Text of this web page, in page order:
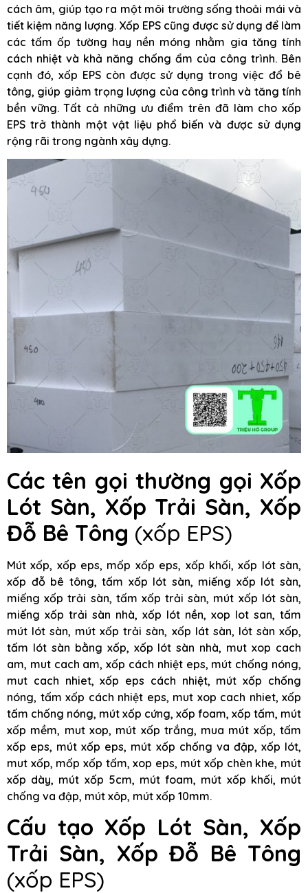
cách âm, giúp tạo ra một môi trường sống thoải mái và
tiết kiệm năng lượng. Xốp EPS cũng được sử dụng để làm
các tấm ốp tường hay nền móng nhằm gia tăng tính
cách nhiệt và khả năng chống ẩm của công trình. Bên
cạnh đó, xốp EPS còn được sử dụng trong việc đổ bê
tông, giúp giảm trọng lượng của công trình và tăng tính
bền vững. Tất cả những ưu điểm trên đã làm cho xốp
EPS trở thành một vật liệu phổ biến và được sử dụng
rộng rãi trong ngành xây dựng.
Các tên gọi thường gọi Xốp
Lót Sàn, Xốp Trải Sàn, Xốp
Đỗ Bê Tông (xốp EPS)
Mút xốp, xốp eps, mốp xốp eps, xốp khối, xốp lót sàn,
xốp đỗ bê tông, tấm xốp lót sàn, miếng xốp lót sàn,
miếng xốp trải sàn, tấm xốp trải sàn, mút xốp lót sàn,
miếng xốp trải sàn nhà, xốp lót nền, xop lot san, tấm
mút lót sàn, mút xốp trải sàn, xốp lát sàn, lót sàn xốp,
tấm lót sàn bằng xốp, xốp lót sàn nhà, mut xop cach
am, mut cach am, xốp cách nhiệt eps, mút chống nóng,
mut cach nhiet, xốp eps cách nhiệt, mút xốp chống
nóng, tấm xốp cách nhiệt eps, mut xop cach nhiet, xốp
tấm chống nóng, mút xốp cứng, xốp foam, xốp tấm, mút
xốp mềm, mut xop, mút xốp trắng, mua mút xốp, tấm
xốp eps, mút xốp eps, mút xốp chống va đập, xốp lót,
mut xốp, mốp xốp tấm, xop eps, mút xốp chèn khe, mút
xốp dày, mút xốp 5cm, mút foam, mút xốp khối, mút
chống va đập, mút xôp, mút xốp 10mm.
Cấu tạo Xốp Lót Sàn, Xốp
Trải Sàn, Xốp Đỗ Bê Tông
(xốp EPS)